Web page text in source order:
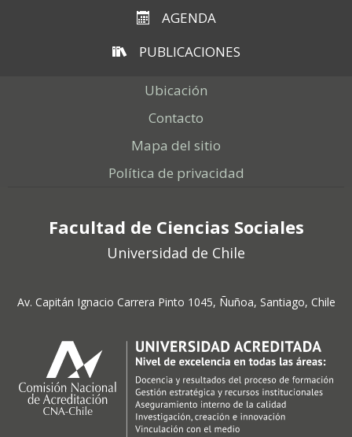
AGENDA
PUBLICACIONES
Ubicación
Contacto
Mapa del sitio
Política de privacidad
Facultad de Ciencias Sociales
Universidad de Chile
Av. Capitán Ignacio Carrera Pinto 1045, Ñuñoa, Santiago, Chile